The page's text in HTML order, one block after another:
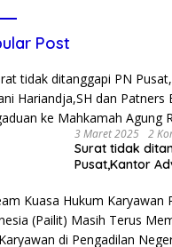
Post
3 Maret 2025 2
Surat tidak
Pusat,Kantor
Pengaduan ke
Agung RI